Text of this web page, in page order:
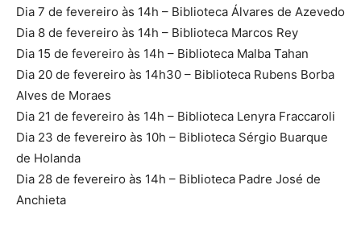
Dia 7 de fevereiro às 14h – Biblioteca Álvares de Azevedo
Dia 8 de fevereiro às 14h – Biblioteca Marcos Rey
Dia 15 de fevereiro às 14h – Biblioteca Malba Tahan
Dia 20 de fevereiro às 14h30 – Biblioteca Rubens Borba
Alves de Moraes
Dia 21 de fevereiro às 14h – Biblioteca Lenyra Fraccaroli
Dia 23 de fevereiro às 10h – Biblioteca Sérgio Buarque
de Holanda
Dia 28 de fevereiro às 14h – Biblioteca Padre José de
Anchieta